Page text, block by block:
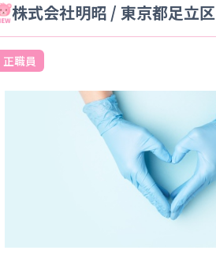
株式会社明昭 / 東京都足立区
正職員